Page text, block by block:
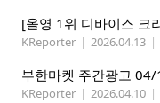
KReporter | 2026.04.13 |
부한마켓 주간광고
KReporter | 2026.04.10 |